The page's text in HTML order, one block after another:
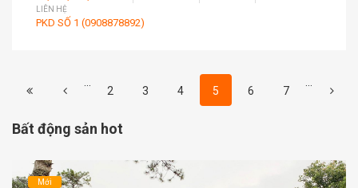
LIÊN HỆ
PKD SỐ 1 (0908878892)
...
2 3 4 5 6 7
...
Bất động sản hot
Mới